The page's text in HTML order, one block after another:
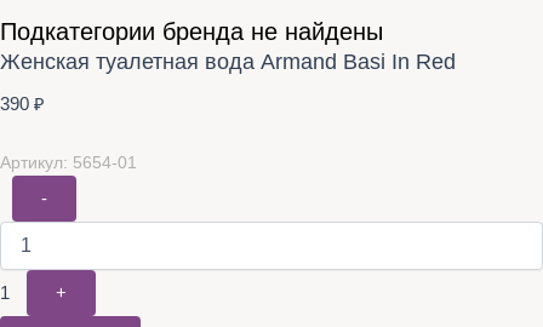
Подкатегории бренда не найдены
Женская туалетная вода Armand Basi In Red
390 ₽
Артикул: 5654-01
-
1 +